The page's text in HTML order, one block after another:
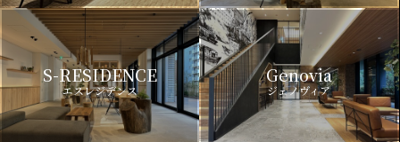
S-RESIDENCE
エスレジデンス
Genovia
ジェノヴィア